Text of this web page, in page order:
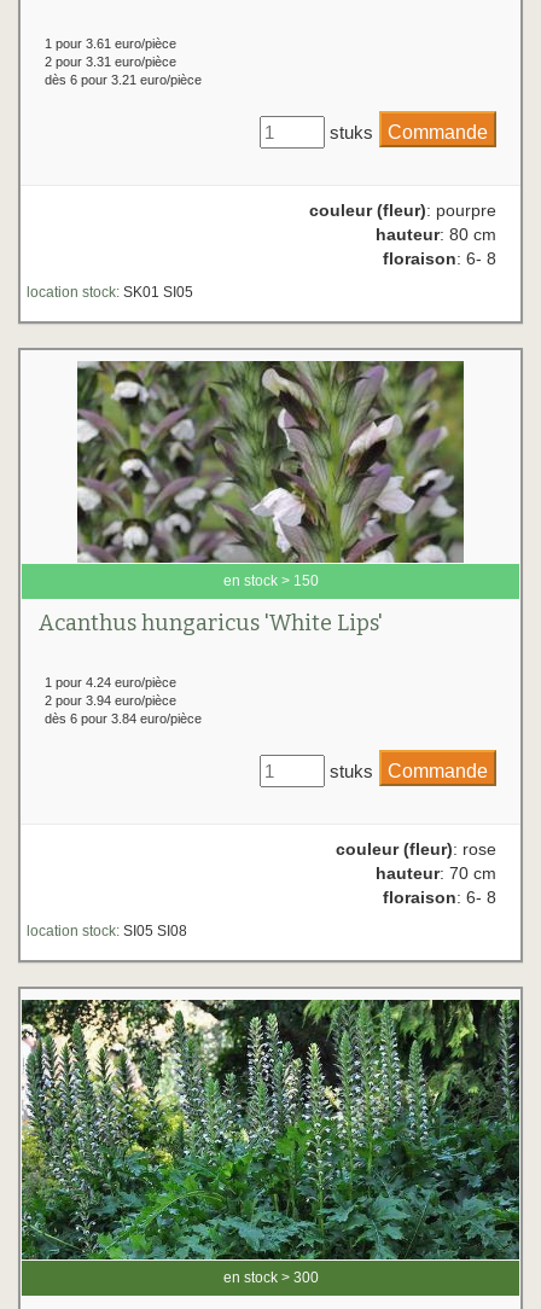
1 pour 3.61 euro/pièce
2 pour 3.31 euro/pièce
dès 6 pour 3.21 euro/pièce
stuks
couleur (fleur): pourpre
hauteur: 80 cm
floraison: 6- 8
location stock: SK01 SI05
en stock > 150
Acanthus hungaricus 'White Lips'
1 pour 4.24 euro/pièce
2 pour 3.94 euro/pièce
dès 6 pour 3.84 euro/pièce
stuks
couleur (fleur): rose
hauteur: 70 cm
floraison: 6- 8
location stock: SI05 SI08
en stock > 300